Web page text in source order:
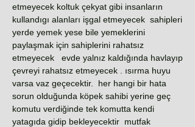
etmeyecek koltuk çekyat gibi insanların
kullandıgı alanları işgal etmeyecek sahipleri
yerde yemek yese bile yemeklerini
paylaşmak için sahiplerini rahatsız
etmeyecek evde yalnız kaldığında havlayıp
çevreyi rahatsız etmeyecek . ısırma huyu
varsa vaz geçecektir. her hangi bir hata
sorun olduğunda köpek sahibi yerine geç
komutu verdiğinde tek komutta kendi
yatagıda gidip bekleyecektir mutfak